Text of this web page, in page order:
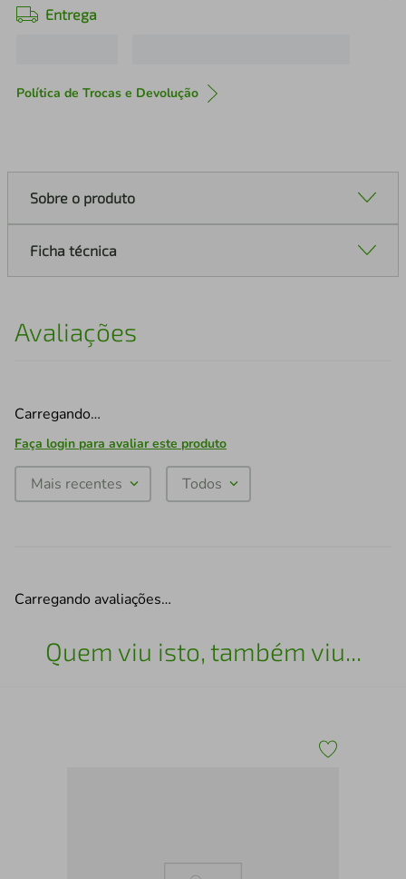
Entrega
Política de Trocas e Devolução
Sobre o produto
Ficha técnica
Avaliações
Carregando…
Faça login para avaliar este produto
Mais recentes Todos
Carregando avaliações…
Quem viu isto, também viu...